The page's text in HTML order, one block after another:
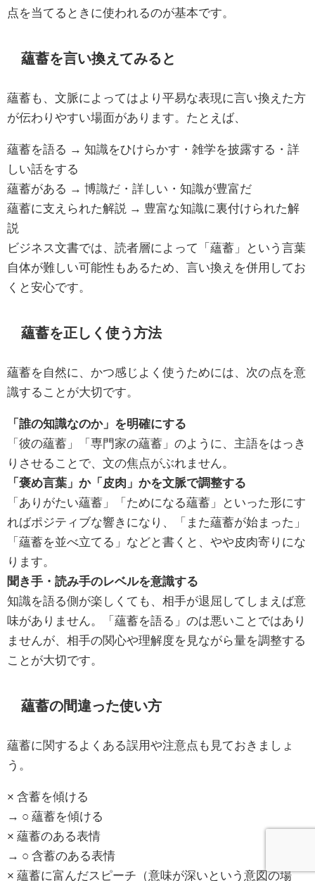
点を当てるときに使われるのが基本です。
蘊蓄を言い換えてみると
蘊蓄も、文脈によってはより平易な表現に言い換えた方
が伝わりやすい場面があります。たとえば、
蘊蓄を語る → 知識をひけらかす・雑学を披露する・詳
しい話をする
蘊蓄がある → 博識だ・詳しい・知識が豊富だ
蘊蓄に支えられた解説 → 豊富な知識に裏付けられた解
説
ビジネス文書では、読者層によって「蘊蓄」という言葉
自体が難しい可能性もあるため、言い換えを併用してお
くと安心です。
蘊蓄を正しく使う方法
蘊蓄を自然に、かつ感じよく使うためには、次の点を意
識することが大切です。
「誰の知識なのか」を明確にする
「彼の蘊蓄」「専門家の蘊蓄」のように、主語をはっき
りさせることで、文の焦点がぶれません。
「褒め言葉」か「皮肉」かを文脈で調整する
「ありがたい蘊蓄」「ためになる蘊蓄」といった形にす
ればポジティブな響きになり、「また蘊蓄が始まった」
「蘊蓄を並べ立てる」などと書くと、やや皮肉寄りにな
ります。
聞き手・読み手のレベルを意識する
知識を語る側が楽しくても、相手が退屈してしまえば意
味がありません。「蘊蓄を語る」のは悪いことではあり
ませんが、相手の関心や理解度を見ながら量を調整する
ことが大切です。
蘊蓄の間違った使い方
蘊蓄に関するよくある誤用や注意点も見ておきましょ
う。
× 含蓄を傾ける
→ ○ 蘊蓄を傾ける
× 蘊蓄のある表情
→ ○ 含蓄のある表情
× 蘊蓄に富んだスピーチ（意味が深いという意図の場